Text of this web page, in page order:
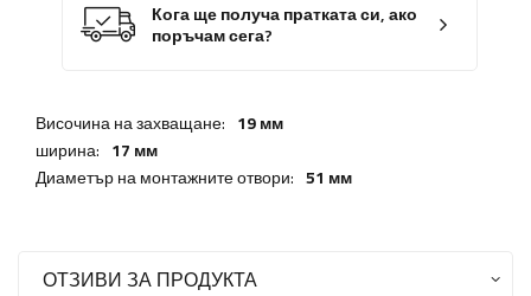
Кога ще получа пратката си, ако
поръчам сега?
Височина на захващане: 19 мм
ширина: 17 мм
Диаметър на монтажните отвори: 51 мм
ОТЗИВИ ЗА ПРОДУКТА